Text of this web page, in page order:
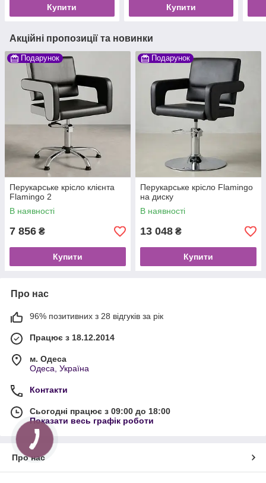
Купити Купити
Акційні пропозиції та новинки
Подарунок
Перукарське крісло клієнта
Flamingo 2
В наявності
7 856 ₴
Купити
Подарунок
Перукарське крісло Flamingo
на диску
В наявності
13 048 ₴
Купити
Про нас
96% позитивних з 28 відгуків за рік
Працює з 18.12.2014
м. Одеса
Одеса, Україна
Контакти
Сьогодні працює з 09:00 до 18:00
Показати весь графік роботи
Про нас